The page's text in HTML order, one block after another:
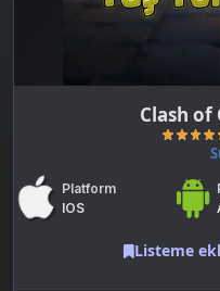
Clash of
Platform
IOS
Listeme